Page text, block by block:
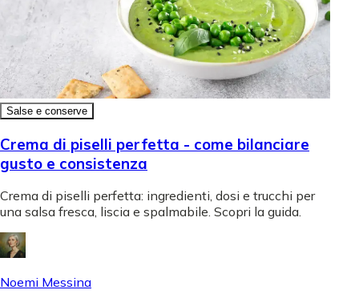
Salse e conserve
Crema di piselli perfetta - come bilanciare
gusto e consistenza
Crema di piselli perfetta: ingredienti, dosi e trucchi per
una salsa fresca, liscia e spalmabile. Scopri la guida.
Noemi Messina